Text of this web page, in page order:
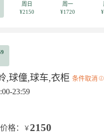
周日
¥2150
周一
¥1720
,球僮,球车,衣柜 条件取消
23:59
格： ￥2150